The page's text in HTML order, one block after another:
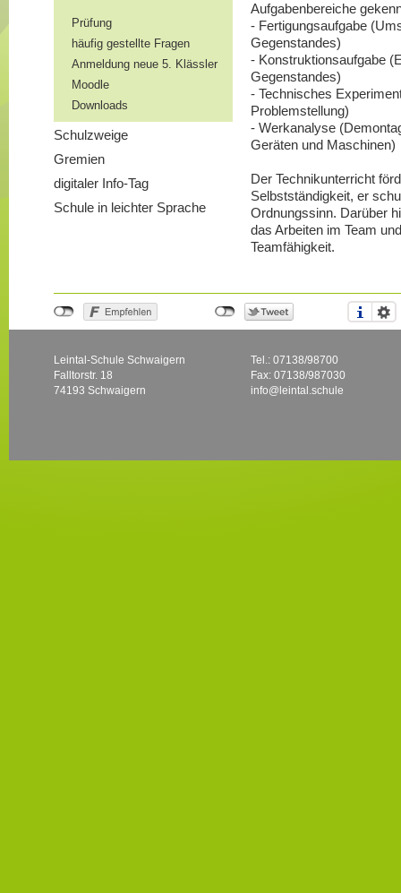
Prüfung
häufig gestellte Fragen
Anmeldung neue 5. Klässler
Moodle
Downloads
Schulzweige
Gremien
digitaler Info-Tag
Schule in leichter Sprache
Aufgabenbereiche
- Fertigungsaufgabe
Gegenstandes)
- Konstruktionsaufgabe
Gegenstandes)
- Technisches
Problemstellung)
- Werkanalyse
Geräten und Maschinen)
Der Technikunterricht
Selbstständigkeit, er
Ordnungssinn. Darüber
das Arbeiten im Team
Teamfähigkeit.
Leintal-Schule Schwaigern
Falltorstr. 18
74193 Schwaigern
Tel.: 07138/98700
Fax: 07138/987030
info@leintal.schule